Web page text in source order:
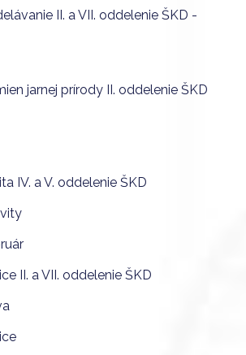
II. a VII. oddelenie ŠKD -
jarnej prírody II. oddelenie ŠKD
IV. a V. oddelenie ŠKD
II. a VII. oddelenie ŠKD